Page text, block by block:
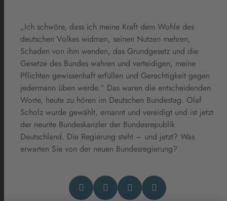
„Ich schwöre, dass ich meine Kraft dem Wohle des
deutschen Volkes widmen, seinen Nutzen mehren,
Schaden von ihm wenden, das Grundgesetz und die
Gesetze des Bundes wahren und verteidigen, meine
Pflichten gewissenhaft erfüllen und Gerechtigkeit gegen
jedermann üben werde.“ Das waren die entscheidenden
Worte, heute zu hören im Deutschen Bundestag. Olaf
Scholz wurde gewählt, ernannt und vereidigt und ist jetzt
der neunte Bundeskanzler der Bundesrepublik
Deutschland. Die Regierung steht – und jetzt? Was
erwarten Sie von der neuen Bundesregierung?